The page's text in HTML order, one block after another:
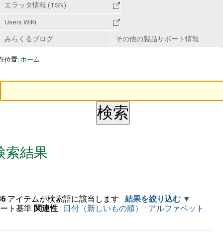
エラッタ情報 (TSN)
Users WiKi
みらくるブログ その他の製品サポート情報
位置: ホーム
索結果
アイテムが検索語に該当します
結果を絞り込む
ト基準 関連性 · 日付（新しいもの順） · アルファベット